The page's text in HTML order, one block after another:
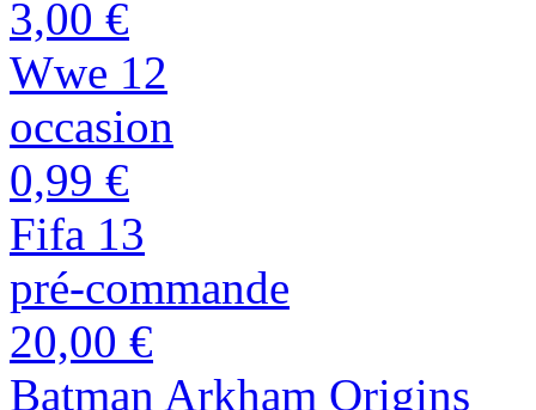
3,00 €
Wwe 12
occasion
0,99 €
Fifa 13
pré-commande
20,00 €
Batman Arkham Origins